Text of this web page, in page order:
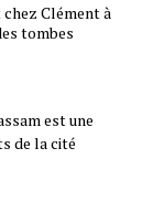
Clément à
tombes
est une
de la cité